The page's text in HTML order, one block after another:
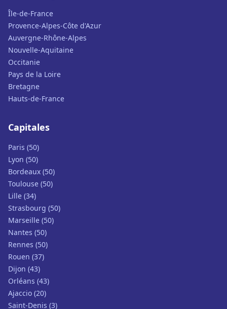
Île-de-France
Provence-Alpes-Côte d'Azur
Auvergne-Rhône-Alpes
Nouvelle-Aquitaine
Occitanie
Pays de la Loire
Bretagne
Hauts-de-France
Capitales
Paris (50)
Lyon (50)
Bordeaux (50)
Toulouse (50)
Lille (34)
Strasbourg (50)
Marseille (50)
Nantes (50)
Rennes (50)
Rouen (37)
Dijon (43)
Orléans (43)
Ajaccio (20)
Saint-Denis (3)